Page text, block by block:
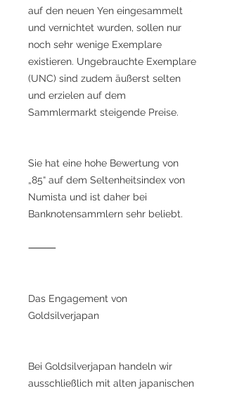
auf den neuen Yen eingesammelt
und vernichtet wurden, sollen nur
noch sehr wenige Exemplare
existieren. Ungebrauchte Exemplare
(UNC) sind zudem äußerst selten
und erzielen auf dem
Sammlermarkt steigende Preise.
Sie hat eine hohe Bewertung von
„85“ auf dem Seltenheitsindex von
Numista und ist daher bei
Banknotensammlern sehr beliebt.
⸻
Das Engagement von
Goldsilverjapan
Bei Goldsilverjapan handeln wir
ausschließlich mit alten japanischen